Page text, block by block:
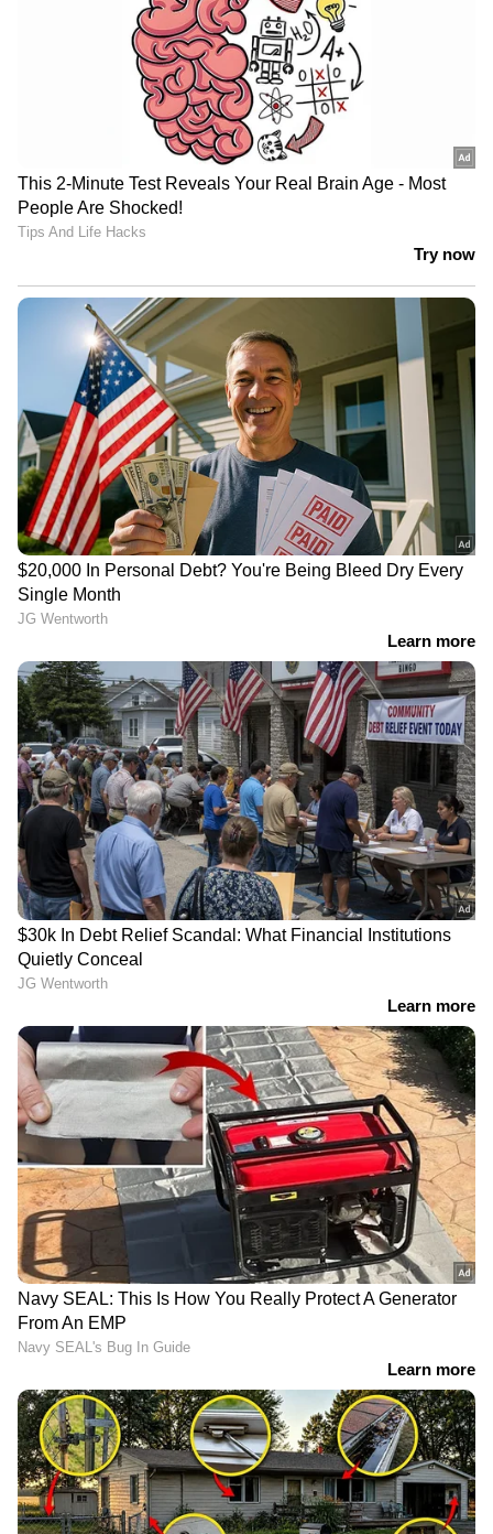
പൊലീസ് സ്റ്റേഷന് മുന്നിൽ
പ്രതിഷേധിക്കുന്നു